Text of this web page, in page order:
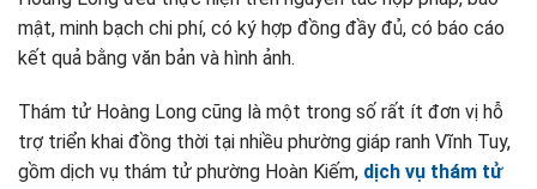
mật, minh bạch chi phí, có ký hợp đồng đầy đủ, có báo cáo
kết quả bằng văn bản và hình ảnh.
Thám tử Hoàng Long cũng là một trong số rất ít đơn vị hỗ
trợ triển khai đồng thời tại nhiều phường giáp ranh Vĩnh Tuy,
gồm dịch vụ thám tử phường Hoàn Kiếm, dịch vụ thám tử